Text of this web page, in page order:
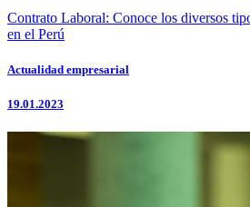
Contrato Laboral: Conoce los diversos
en el Perú
Actualidad empresarial
19.01.2023